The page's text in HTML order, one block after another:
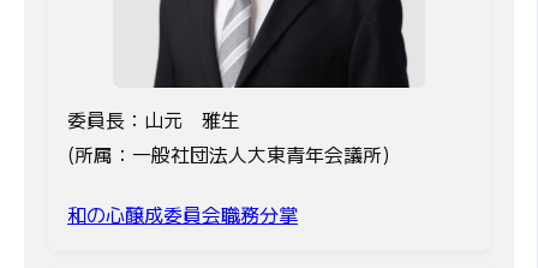
委員長：山元 雅生
(所属：一般社団法人大東青年会議所)
和の心醸成委員会職務分掌